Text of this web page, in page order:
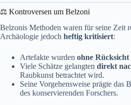
⚖️ Kontroversen um Belzoni
Belzonis Methoden waren für seine Zeit
Archäologie jedoch heftig kritisiert:
Artefakte wurden ohne
Viele Schätze gelangten direkt
Raubkunst betrachtet wird.
Seine Vorgehensweise prägte das
des konservierenden Forschers.